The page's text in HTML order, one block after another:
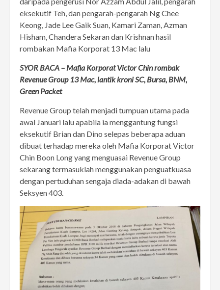
eksekutif Teh, dan pengarah-pengarah Ng Chee
Keong, Jade Lee Gaik Suan, Kamari Zaman, Azman
Hisham, Chandera Sekaran dan Krishnan hasil
rombakan Mafia Korporat 13 Mac lalu
SYOR BACA – Mafia Korporat Victor Chin rombak
Revenue Group 13 Mac, lantik kroni SC, Bursa, BNM,
Green Packet
Revenue Group telah menjadi tumpuan utama pada
awal Januari lalu apabila ia menggantung fungsi
eksekutif Brian dan Dino selepas beberapa aduan
dibuat terhadap mereka oleh Mafia Korporat Victor
Chin Boon Long yang menguasai Revenue Group
sekarang termasuklah menggunakan penguatkuasa
dengan pertuduhan sengaja diada-adakan di bawah
Seksyen 403.